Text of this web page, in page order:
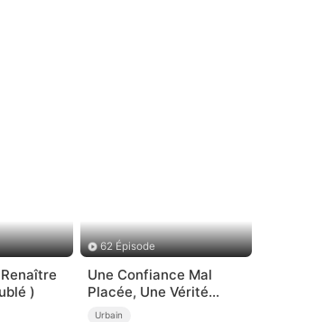
)
62 Épisode
Une Confiance Mal
Placée, Une Vérité
Cachée
Urbain